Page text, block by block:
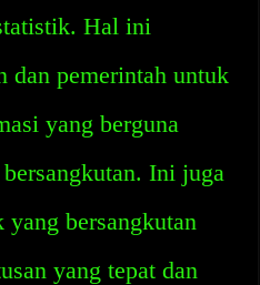
Hal ini
dan pemerintah untuk
yang berguna
Ini juga
yang bersangkutan
yang tepat dan